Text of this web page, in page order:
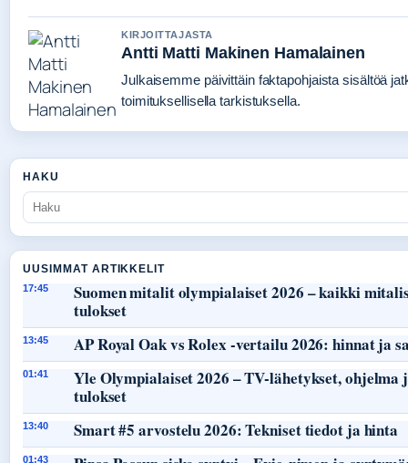
KIRJOITTAJASTA
Antti Matti Makinen Hamalainen
Julkaisemme päivittäin faktapohjaista sisältöä
toimituksellisella tarkistuksella.
HAKU
UUSIMMAT ARTIKKELIT
17:45
Suomen mitalit olympialaiset 2026 – kaikki
tulokset
13:45 AP Royal Oak vs Rolex -vertailu 2026: hinnat ja
01:41
Yle Olympialaiset 2026 – TV-lähetykset, ohjelma
tulokset
13:40 Smart #5 arvostelu 2026: Tekniset tiedot ja hinta
01:43